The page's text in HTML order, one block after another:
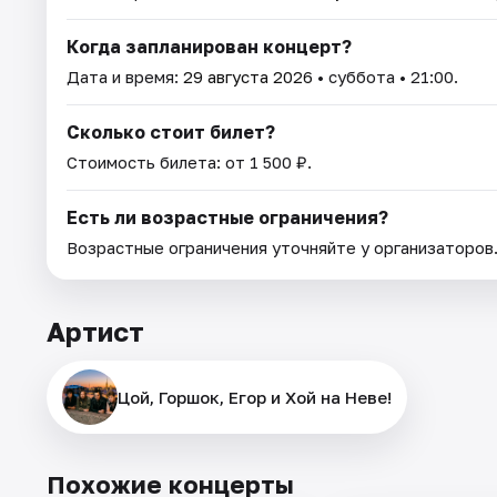
Когда запланирован концерт?
Дата и время: 29 августа 2026 • суббота • 21:00.
Сколько стоит билет?
Стоимость билета: от 1 500 ₽.
Есть ли возрастные ограничения?
Возрастные ограничения уточняйте у организаторов.
Артист
Цой, Горшок, Егор и Хой на Неве!
Похожие концерты